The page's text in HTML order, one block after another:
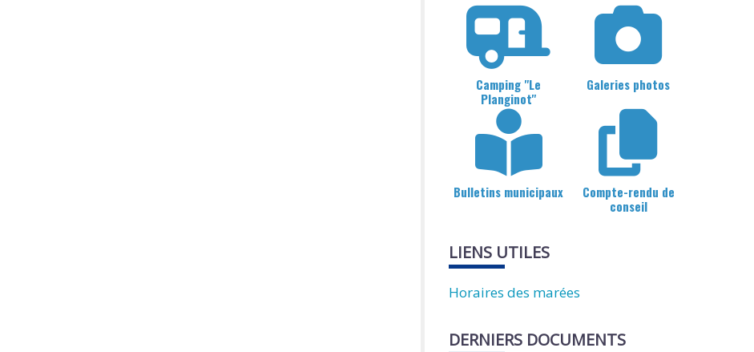
Camping "Le
Planginot"
Galeries photos
Bulletins municipaux
Compte-rendu de
conseil
LIENS UTILES
Horaires des marées
DERNIERS DOCUMENTS